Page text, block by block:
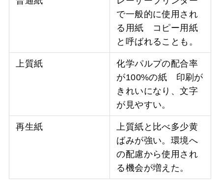
で一般的に使用され
る用紙 コピー用紙
と呼ばれることも。
上質紙
化学パルプの配合率
が100%の紙 印刷が
きれいになり、文字
が見やすい。
再生紙
上質紙と比べ多少黄
ばみが強い。環境へ
の配慮から使用され
る機会が増えた。